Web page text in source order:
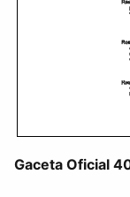
Gaceta Oficial